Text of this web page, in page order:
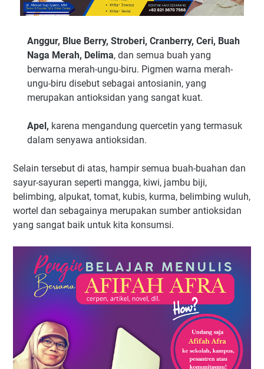
Anggur, Blue Berry, Stroberi, Cranberry, Ceri, Buah
Naga Merah, Delima, dan semua buah yang
berwarna merah-ungu-biru. Pigmen warna merah-
ungu-biru disebut sebagai antosianin, yang
merupakan antioksidan yang sangat kuat.
Apel, karena mengandung quercetin yang termasuk
dalam senyawa antioksidan.
Selain tersebut di atas, hampir semua buah-buahan dan
sayur-sayuran seperti mangga, kiwi, jambu biji,
belimbing, alpukat, tomat, kubis, kurma, belimbing wuluh,
wortel dan sebagainya merupakan sumber antioksidan
yang sangat baik untuk kita konsumsi.